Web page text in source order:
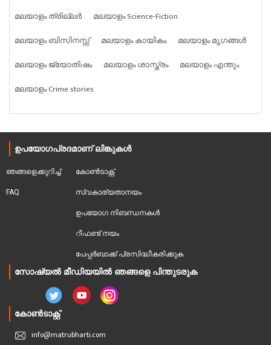
മലയാളം ത്രില്ലർ
മലയാളം Science-Fiction
മലയാളം ബിസിനസ്സ്
മലയാളം കായികം
മലയാളം മൃഗങ്ങൾ
മലയാളം ജ്യോതിഷം
മലയാളം ശാസ്ത്രം
മലയാളം എന്തും
മലയാളം Crime stories
ഉപയോഗപ്രദമാണ് ലിങ്കുകൾ
ഞങ്ങളെക്കുറിച്ച്
FAQ
കോൺടാക്റ്റ്
സ്വകാര്യതാനയം
ഉപയോഗ നിബന്ധനകൾ
റീഫണ്ട് നയം
പേപ്പർബാക്ക് പ്രസിദ്ധീകരിക്കുക
സോഷ്യൽ മീഡിയയിൽ ഞങ്ങളെ പിന്തുടരുക
കോൺടാക്റ്റ്
info@matrubharti.com